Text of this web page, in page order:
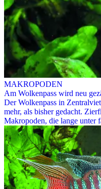
MAKROPODEN
Am Wolkenpass wird neu
Der Wolkenpass in
mehr, als bisher gedacht.
Makropoden, die lange unter